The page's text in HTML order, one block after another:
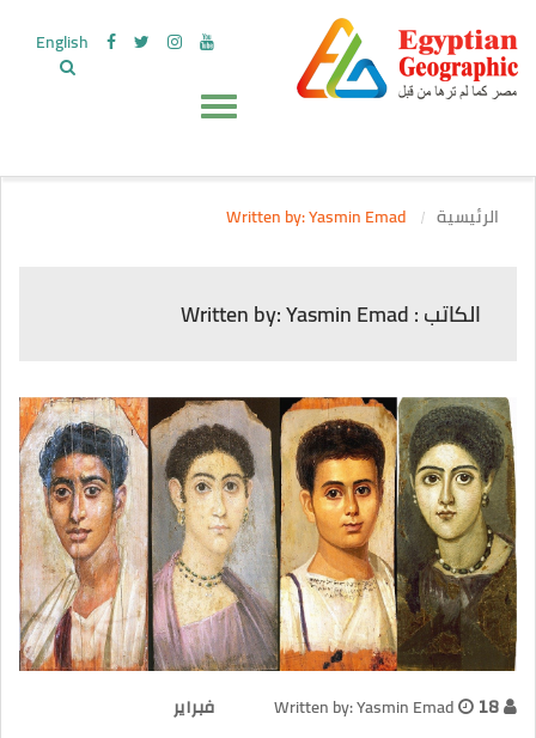
English
الرئيسية
الكاتب : Written by: Yasmin Emad
Written by: Yasmin Emad 18 فبراير